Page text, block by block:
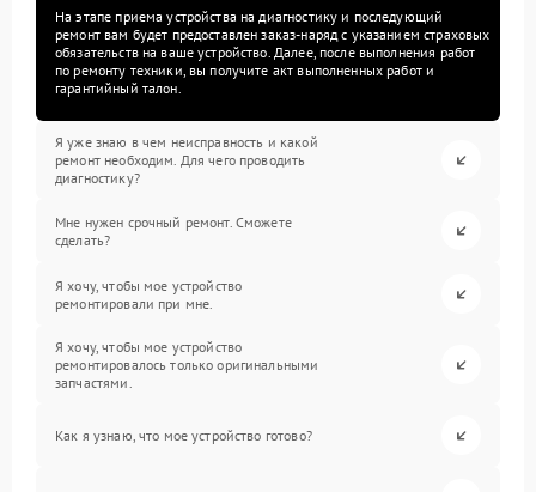
На этапе приема устройства на диагностику и последующий
ремонт вам будет предоставлен заказ-наряд с указанием страховых
обязательств на ваше устройство. Далее, после выполнения работ
по ремонту техники, вы получите акт выполненных работ и
гарантийный талон.
Я уже знаю в чем неисправность и какой
ремонт необходим. Для чего проводить
диагностику?
Мне нужен срочный ремонт. Сможете
сделать?
Я хочу, чтобы мое устройство
ремонтировали при мне.
Я хочу, чтобы мое устройство
ремонтировалось только оригинальными
запчастями.
Как я узнаю, что мое устройство готово?